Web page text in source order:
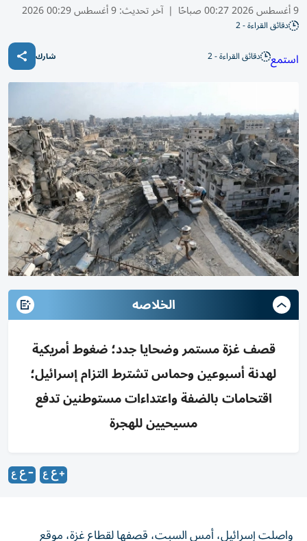
9 أغسطس 2026 00:27 صباحًا | آخر تحديث:9 أغسطس 00:29 2026
دقائق القراءة - 2
استمع دقائق القراءة - 2 شارك
الخلاصه
قصف غزة مستمر وضحايا جدد؛ ضغوط أمريكية
لهدنة أسبوعين وحماس تشترط التزام إسرائيل؛
اقتحامات بالضفة واعتداءات مستوطنين تدفع
مسيحيين للهجرة
واصلت إسرائيل، أمس السبت، قصفها لقطاع غزة، موقع